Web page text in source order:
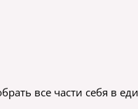
все части себя в